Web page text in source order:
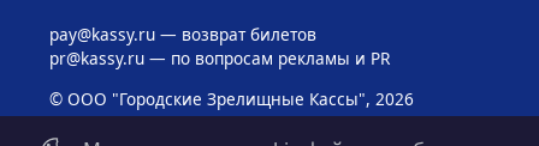
pay@kassy.ru— возврат билетов
pr@kassy.ru— по вопросам рекламы и PR
© ООО "Городские Зрелищные Кассы", 2026